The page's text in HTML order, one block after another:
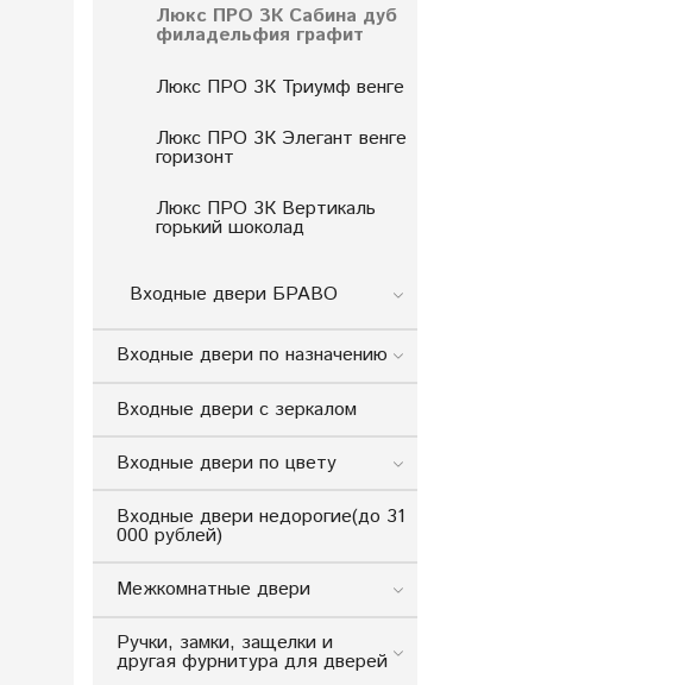
Люкс ПРО 3К Сабина дуб
филадельфия графит
Люкс ПРО 3К Триумф венге
Люкс ПРО 3К Элегант венге
горизонт
Люкс ПРО 3К Вертикаль
горький шоколад
Входные двери БРАВО
Входные двери по назначению
Входные двери с зеркалом
Входные двери по цвету
Входные двери недорогие(до 31
000 рублей)
Межкомнатные двери
Ручки, замки, защелки и
другая фурнитура для дверей